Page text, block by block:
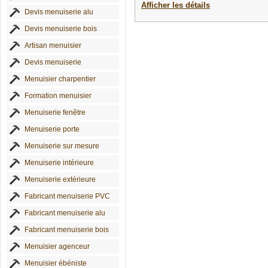
Devis menuiserie alu
Devis menuiserie bois
Artisan menuisier
Devis menuiserie
Menuisier charpentier
Formation menuisier
Menuiserie fenêtre
Menuiserie porte
Menuiserie sur mesure
Menuiserie intérieure
Menuiserie extérieure
Fabricant menuiserie PVC
Fabricant menuiserie alu
Fabricant menuiserie bois
Menuisier agenceur
Menuisier ébéniste
Afficher les détails